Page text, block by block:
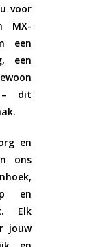
voor
MX-
een
een
– dit
en
ons
en
Elk
jouw